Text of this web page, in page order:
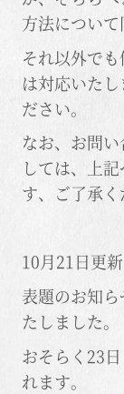
方法について
それ以外で
は対応いた
ださい。
なお、お問
しては、上
す、ご了承く
10月21日更新
表題のお知
たしました。
おそらく23
れます。